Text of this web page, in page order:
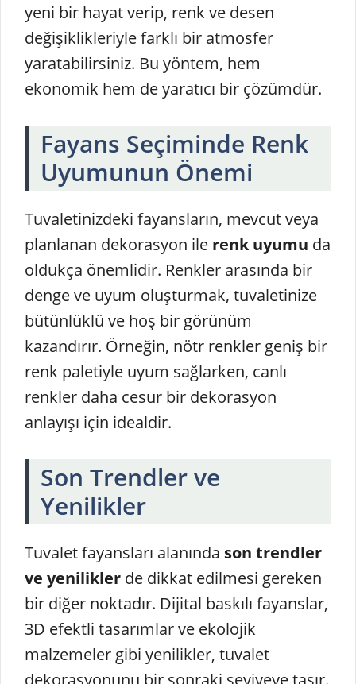
yeni bir hayat verip, renk ve desen
değişiklikleriyle farklı bir atmosfer
yaratabilirsiniz. Bu yöntem, hem
ekonomik hem de yaratıcı bir çözümdür.
Fayans Seçiminde Renk
Uyumunun Önemi
Tuvaletinizdeki fayansların, mevcut veya
planlanan dekorasyon ile renk uyumu da
oldukça önemlidir. Renkler arasında bir
denge ve uyum oluşturmak, tuvaletinize
bütünlüklü ve hoş bir görünüm
kazandırır. Örneğin, nötr renkler geniş bir
renk paletiyle uyum sağlarken, canlı
renkler daha cesur bir dekorasyon
anlayışı için idealdir.
Son Trendler ve
Yenilikler
Tuvalet fayansları alanında son trendler
ve yenilikler de dikkat edilmesi gereken
bir diğer noktadır. Dijital baskılı fayanslar,
3D efektli tasarımlar ve ekolojik
malzemeler gibi yenilikler, tuvalet
dekorasyonunu bir sonraki seviyeye taşır.